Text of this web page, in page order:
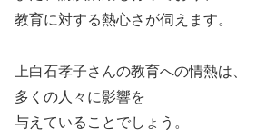
教育に対する熱心さが伺えます。
上白石孝子さんの教育への情熱は、
多くの人々に影響を
与えていることでしょう。